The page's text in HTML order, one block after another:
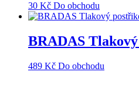
30 Kč Do obchodu
BRADAS
489 Kč Do obchodu